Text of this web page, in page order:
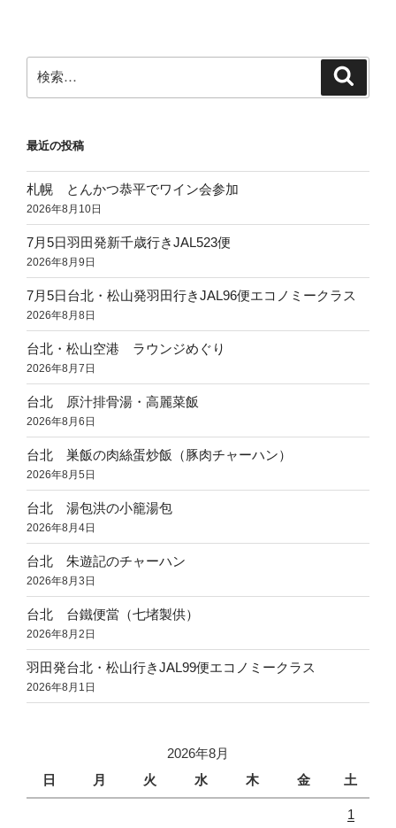
グ・
レ
ラ
ン”
の
ナ
ブ
へ”
の
索:
最近の投稿
札幌 とんかつ恭平でワイン会参加
2026年8月10日
7月5日羽田発新千歳行きJAL523便
2026年8月9日
7月5日台北・松山発羽田行きJAL96便エコノミークラス
2026年8月8日
台北・松山空港 ラウンジめぐり
2026年8月7日
台北 原汁排骨湯・高麗菜飯
2026年8月6日
台北 巣飯の肉絲蛋炒飯（豚肉チャーハン）
2026年8月5日
台北 湯包洪の小籠湯包
2026年8月4日
台北 朱遊記のチャーハン
2026年8月3日
台北 台鐵便當（七堵製供）
2026年8月2日
羽田発台北・松山行きJAL99便エコノミークラス
2026年8月1日
2026年8月
日
月 火 水 木 金 土
1